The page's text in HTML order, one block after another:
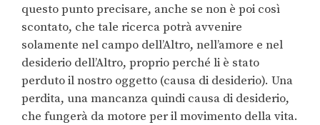
questo punto precisare, anche se non è poi così
scontato, che tale ricerca potrà avvenire
solamente nel campo dell’Altro, nell’amore e nel
desiderio dell’Altro, proprio perché li è stato
perduto il nostro oggetto (causa di desiderio). Una
perdita, una mancanza quindi causa di desiderio,
che fungerà da motore per il movimento della vita.